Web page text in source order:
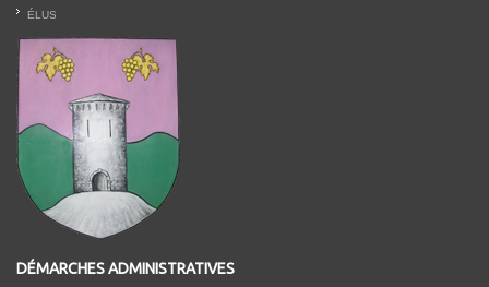
ÉLUS
DÉMARCHES ADMINISTRATIVES